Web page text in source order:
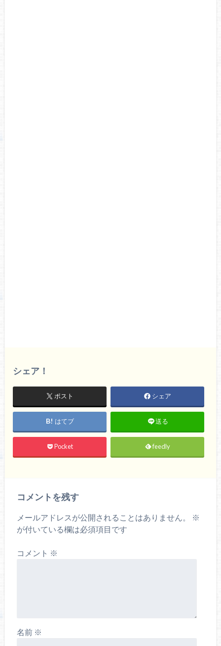
シェア！
ポスト シェア
はてブ 送る
Pocket feedly
コメントを残す
メールアドレスが公開されることはありません。
※
が付いている欄は必須項目です
コメント ※
名前 ※